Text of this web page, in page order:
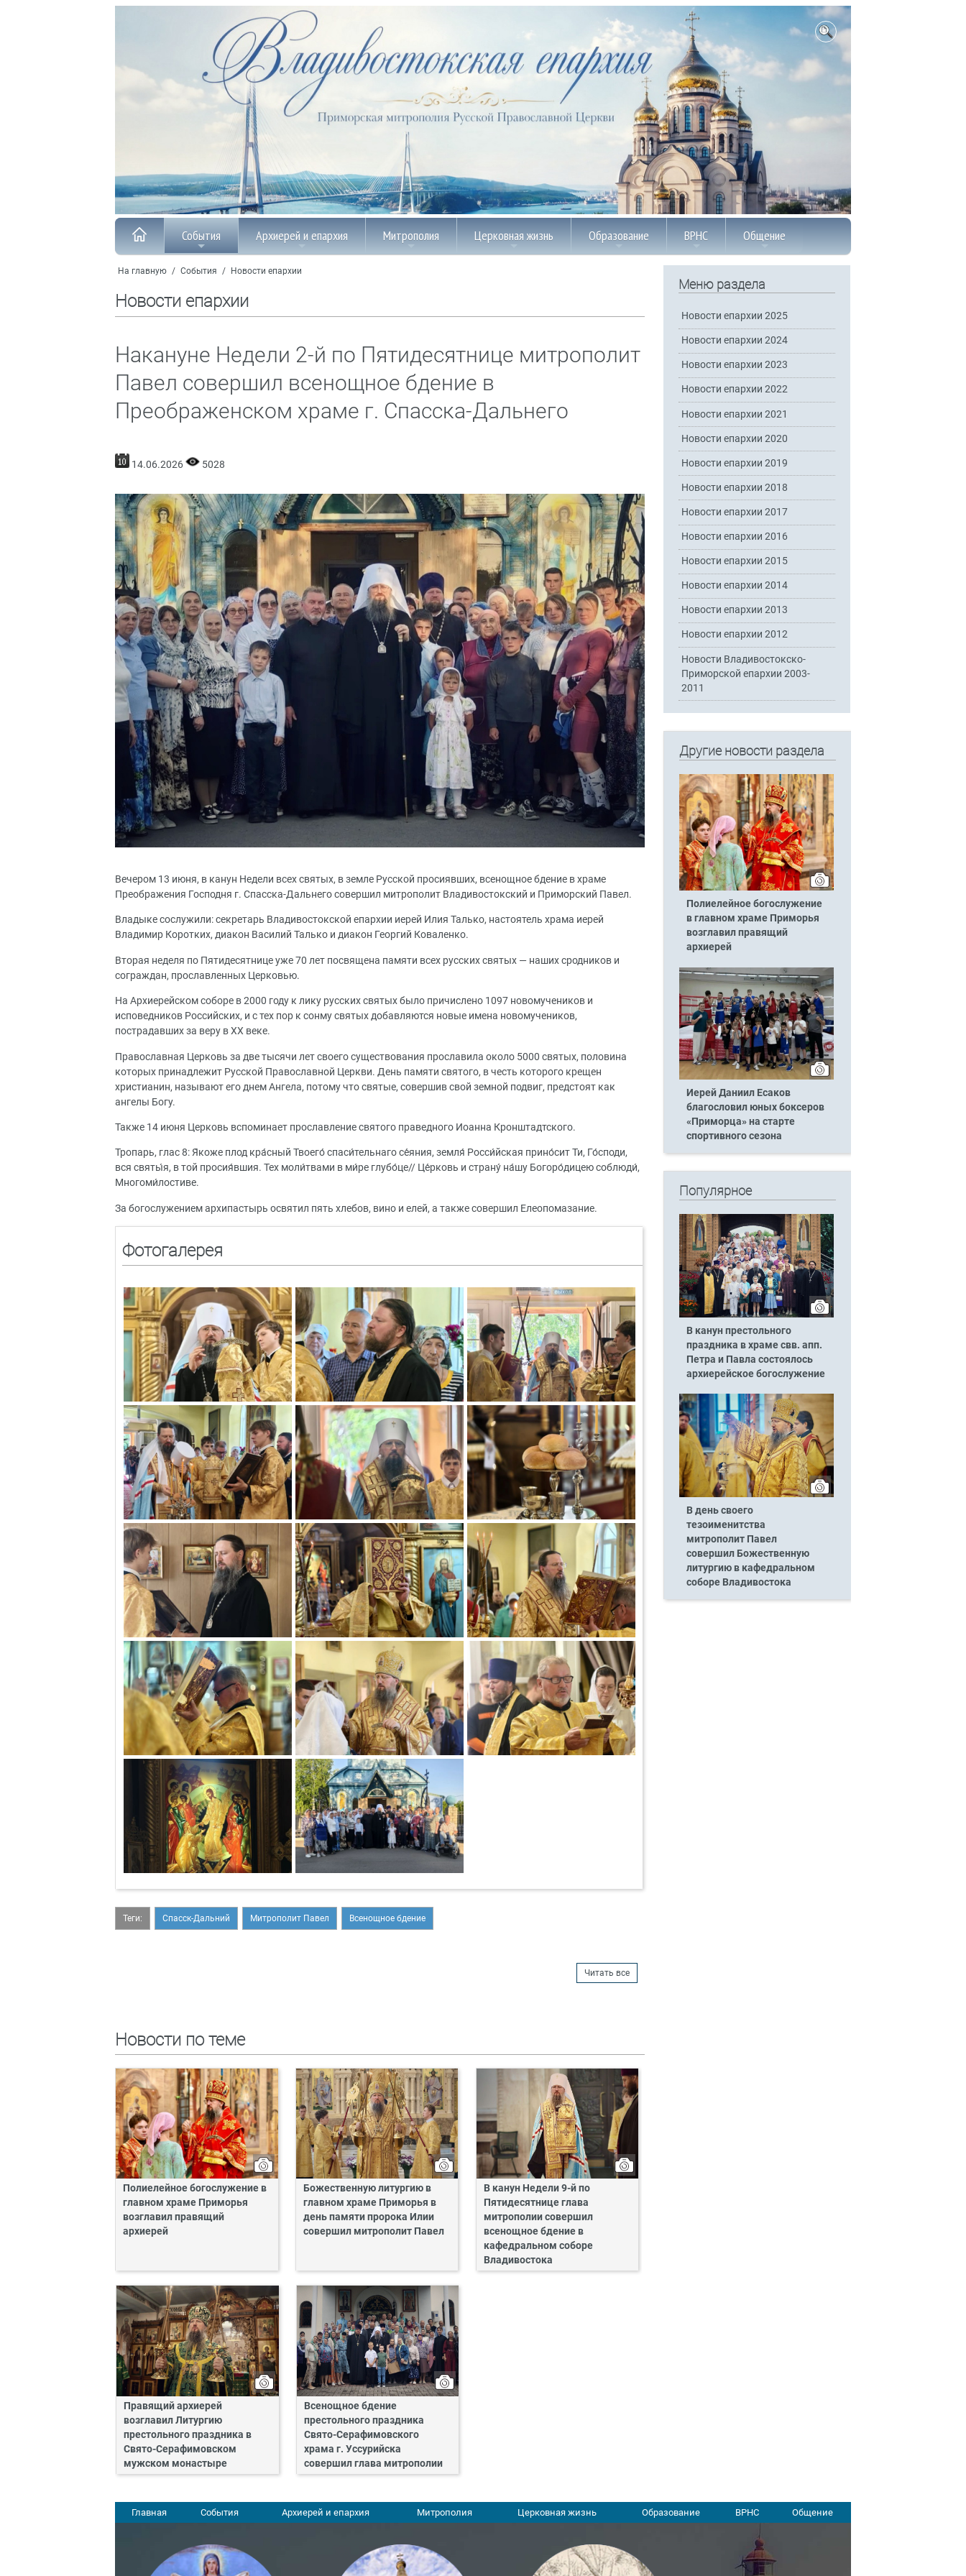
События Архиерей и епархия Митрополия Церковная жизнь Образование ВРНС Общение
На главную / События / Новости епархии
Новости епархии
Накануне Недели 2-й по Пятидесятнице митрополит
Павел совершил всенощное бдение в
Преображенском храме г. Спасска-Дальнего
14.06.2026 5028
Вечером 13 июня, в канун Недели всех святых, в земле Русской просиявших, всенощное бдение в храме
Преображения Господня г. Спасска-Дальнего совершил митрополит Владивостокский и Приморский Павел.
Владыке сослужили: секретарь Владивостокской епархии иерей Илия Талько, настоятель храма иерей
Владимир Коротких, диакон Василий Талько и диакон Георгий Коваленко.
Вторая неделя по Пятидесятнице уже 70 лет посвящена памяти всех русских святых — наших сродников и
сограждан, прославленных Церковью.
На Архиерейском соборе в 2000 году к лику русских святых было причислено 1097 новомучеников и
исповедников Российских, и с тех пор к сонму святых добавляются новые имена новомучеников,
пострадавших за веру в ХХ веке.
Православная Церковь за две тысячи лет своего существования прославила около 5000 святых, половина
которых принадлежит Русской Православной Церкви. День памяти святого, в честь которого крещен
христианин, называют его днем Ангела, потому что святые, совершив свой земной подвиг, предстоят как
ангелы Богу.
Также 14 июня Церковь вспоминает прославление святого праведного Иоанна Кронштадтского.
Тропарь, глас 8: Я́коже плод кра́сный Твоего́ спаси́тельнаго се́яния, земля́ Росси́йская прино́сит Ти, Го́споди,
вся святы́я, в той просия́вшия. Тех моли́твами в ми́ре глубо́це// Це́рковь и страну́ на́шу Богоро́дицею соблюди́,
Многоми́лостиве.
За богослужением архипастырь освятил пять хлебов, вино и елей, а также совершил Елеопомазание.
Фотогалерея
Теги: Спасск-Дальний Митрополит Павел Всенощное бдение
Читать все
Новости по теме
Полиелейное богослужение в
главном храме Приморья
возглавил правящий
архиерей
Божественную литургию в
главном храме Приморья в
день памяти пророка Илии
совершил митрополит Павел
В канун Недели 9-й по
Пятидесятнице глава
митрополии совершил
всенощное бдение в
кафедральном соборе
Владивостока
Правящий архиерей
возглавил Литургию
престольного праздника в
Свято-Серафимовском
мужском монастыре
Всенощное бдение
престольного праздника
Свято-Серафимовского
храма г. Уссурийска
совершил глава митрополии
Меню раздела
Новости епархии 2025
Новости епархии 2024
Новости епархии 2023
Новости епархии 2022
Новости епархии 2021
Новости епархии 2020
Новости епархии 2019
Новости епархии 2018
Новости епархии 2017
Новости епархии 2016
Новости епархии 2015
Новости епархии 2014
Новости епархии 2013
Новости епархии 2012
Новости Владивостокско-
Приморской епархии 2003-
2011
Другие новости раздела
Полиелейное богослужение
в главном храме Приморья
возглавил правящий
архиерей
Иерей Даниил Есаков
благословил юных боксеров
«Приморца» на старте
спортивного сезона
Популярное
В канун престольного
праздника в храме свв. апп.
Петра и Павла состоялось
архиерейское богослужение
В день своего
тезоименитства
митрополит Павел
совершил Божественную
литургию в кафедральном
соборе Владивостока
Главная События Архиерей и епархия Митрополия Церковная жизнь Образование ВРНС Общение